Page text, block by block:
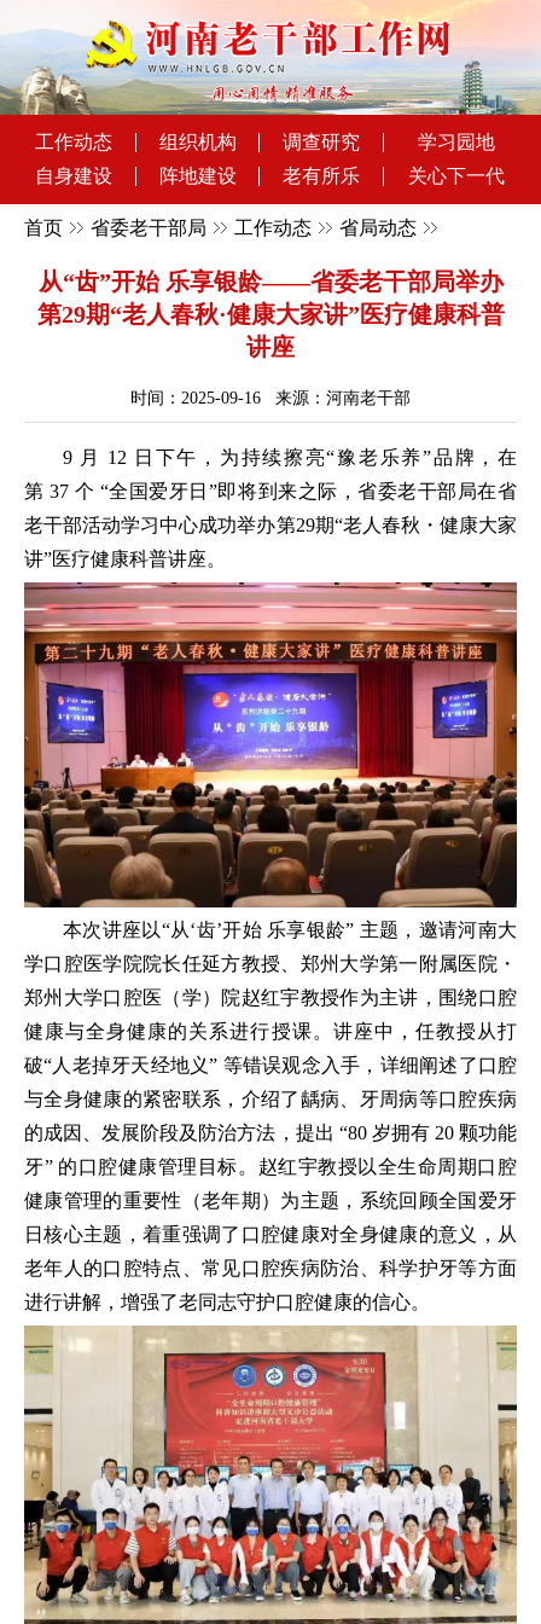
工作动态 组织机构 调查研究
学习园地
自身建设
阵地建设 老有所乐 关心下一代
首页 省委老干部局 工作动态 省局动态
从“齿”开始 乐享银龄——省委老干部局举办
第29期“老人春秋·健康大家讲”医疗健康科普
讲座
时间：2025-09-16 来源：河南老干部
9 月 12 日下午，为持续擦亮“豫老乐养”品牌，在
第 37 个 “全国爱牙日”即将到来之际，省委老干部局在省
老干部活动学习中心成功举办第29期“老人春秋・健康大家
讲”医疗健康科普讲座。
本次讲座以“从‘齿’开始 乐享银龄” 主题，邀请河南大
学口腔医学院院长任延方教授、郑州大学第一附属医院・
郑州大学口腔医（学）院赵红宇教授作为主讲，围绕口腔
健康与全身健康的关系进行授课。讲座中，任教授从打
破“人老掉牙天经地义” 等错误观念入手，详细阐述了口腔
与全身健康的紧密联系，介绍了龋病、牙周病等口腔疾病
的成因、发展阶段及防治方法，提出 “80 岁拥有 20 颗功能
牙” 的口腔健康管理目标。赵红宇教授以全生命周期口腔
健康管理的重要性（老年期）为主题，系统回顾全国爱牙
日核心主题，着重强调了口腔健康对全身健康的意义，从
老年人的口腔特点、常见口腔疾病防治、科学护牙等方面
进行讲解，增强了老同志守护口腔健康的信心。